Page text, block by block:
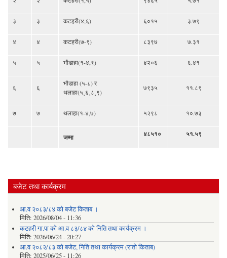
३ ३ कटहरी(४,६) ६०१५ ३.७९
४ ४ कटहरी(७-९) ८३९७ ७.३१
५ ५ भौडाहा(१-४,९) ४२०६ ६.४१
६ ६
भौडाहा (५-८) र
थलाहा(५¸६¸८¸९)
७९३५ ११.८९
७ ७ थलाहा(१-४,७) ५२९८ १०.७३
जम्मा ४८५१० ५१.५९
बजेट तथा कार्यक्रम
आ.व २०८३/८४ को बजेट किताब ।
मिति: 2026/08/04 - 11:36
कटहरी गा.पा को आ.व ८३/८४ को निति तथा कार्यक्रम ।
मिति: 2026/06/24 - 20:27
आ.व २०८२/८३ को बजेट, निति तथा कार्यक्रम (रातो किताब)
मिति: 2025/06/25 - 11:26